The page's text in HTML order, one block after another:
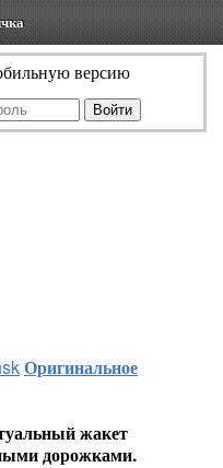
версию
Оригинальное
жакет
дорожками.